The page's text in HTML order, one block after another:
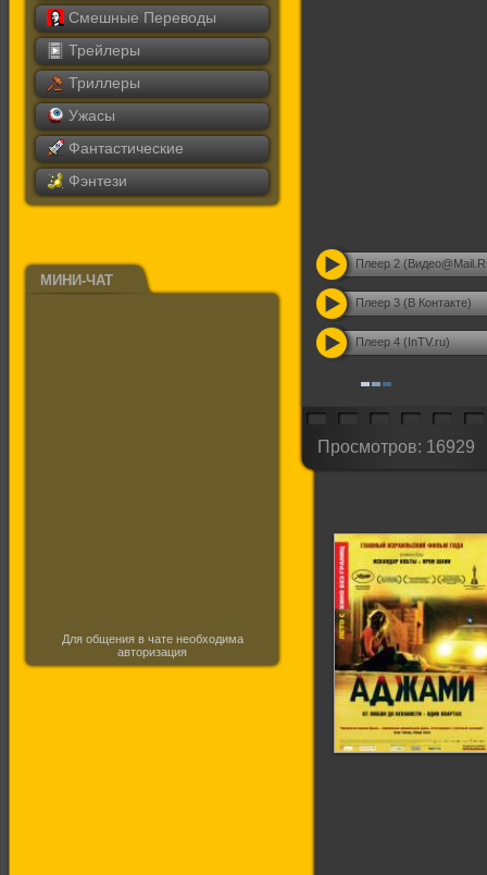
Смешные Переводы
Трейлеры
Триллеры
Ужасы
Фантастические
Фэнтези
МИНИ-ЧАТ
Для общения в чате необходима
авторизация
Плеер 2
Плеер 3 (В Контакте)
Плеер 4 (InTV.ru)
Просмотров: 16929